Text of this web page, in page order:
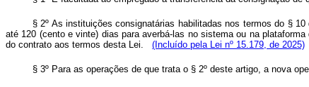
§ 2º As instituições consignatárias habilitadas nos termos do §
até 120 (cento e vinte) dias para averbá-las no sistema ou na
do contrato aos termos desta Lei.
(Incluído pela Lei nº 15.179, de 2025)
§ 3º Para as operações de que trata o § 2º deste artigo, a nova